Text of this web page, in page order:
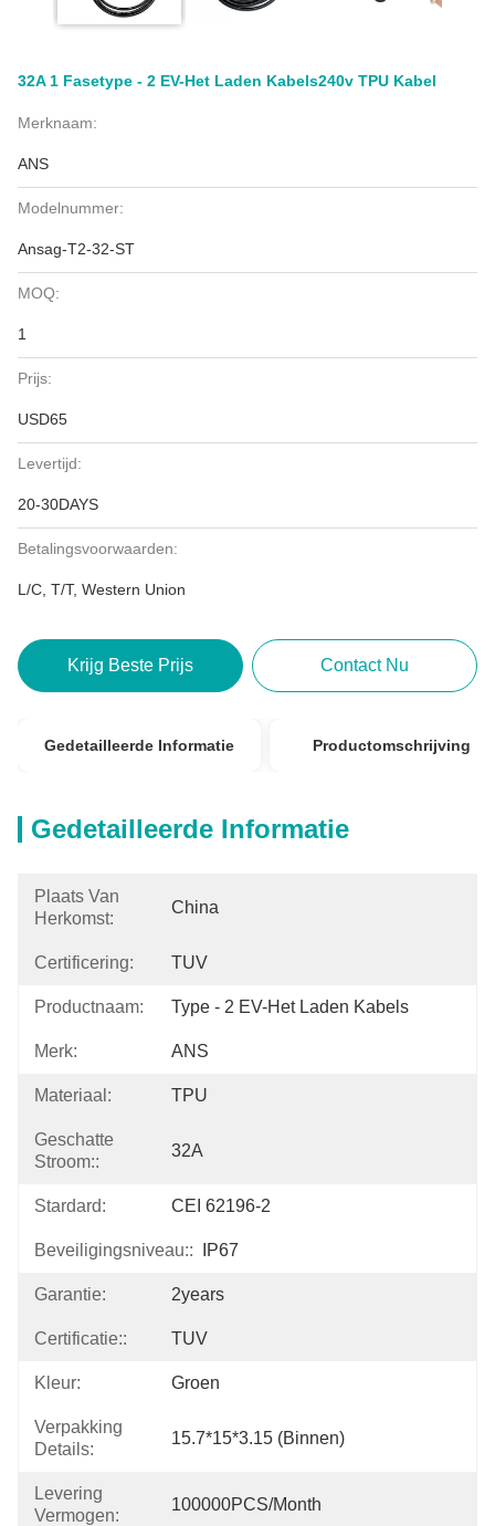
32A 1 Fasetype - 2 EV-Het Laden Kabels240v TPU Kabel
Merknaam:
ANS
Modelnummer:
Ansag-T2-32-ST
MOQ:
1
Prijs:
USD65
Levertijd:
20-30DAYS
Betalingsvoorwaarden:
L/C, T/T, Western Union
Krijg Beste Prijs Contact Nu
Gedetailleerde Informatie Productomschrijving
Gedetailleerde Informatie
Plaats Van
Herkomst:
China
Certificering: TUV
Productnaam: Type - 2 EV-Het Laden Kabels
Merk: ANS
Materiaal: TPU
Geschatte
Stroom::
32A
Stardard: CEI 62196-2
Beveiligingsniveau:: IP67
Garantie: 2years
Certificatie:: TUV
Kleur: Groen
Verpakking
Details:
15.7*15*3.15 (binnen)
Levering
Vermogen:
100000PCS/Month